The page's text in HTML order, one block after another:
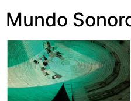
Mundo